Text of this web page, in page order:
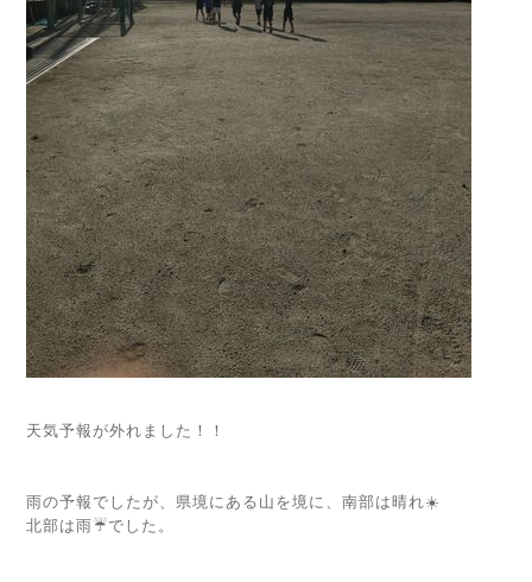
天気予報が外れました！！
雨の予報でしたが、県境にある山を境に、南部は晴れ☀️
北部は雨☔️でした。